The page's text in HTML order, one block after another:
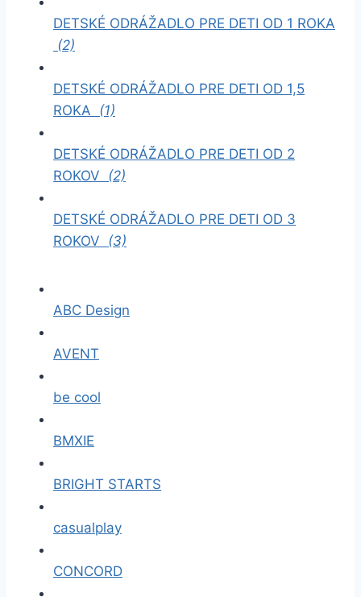
DETSKÉ ODRÁŽADLO PRE DETI OD 1 ROKA
(2)
DETSKÉ ODRÁŽADLO PRE DETI OD 1,5
ROKA (1)
DETSKÉ ODRÁŽADLO PRE DETI OD 2
ROKOV (2)
DETSKÉ ODRÁŽADLO PRE DETI OD 3
ROKOV (3)
ABC Design
AVENT
be cool
BMXIE
BRIGHT STARTS
casualplay
CONCORD